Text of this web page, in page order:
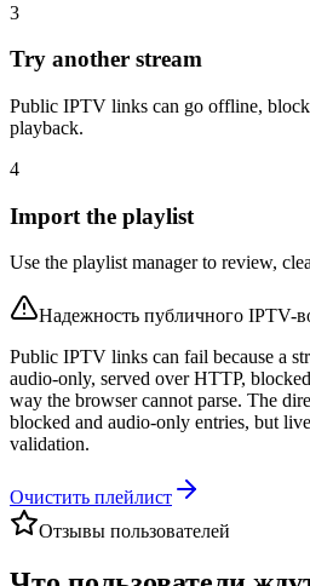
3
Try another stream
Public IPTV links can go offline,
playback.
4
Import the playlist
Use the playlist manager to review,
Надежность публичного IPTV-
Public IPTV links can fail because a
audio-only, served over HTTP,
way the browser cannot parse. The
blocked and audio-only entries, but
validation.
Очистить плейлист
Отзывы пользователей